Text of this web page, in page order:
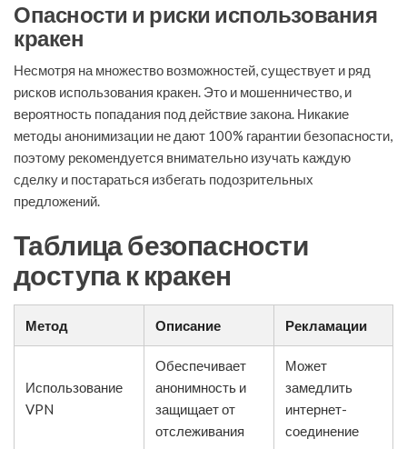
Опасности и риски использования
кракен
Несмотря на множество возможностей, существует и ряд
рисков использования кракен. Это и мошенничество, и
вероятность попадания под действие закона. Никакие
методы анонимизации не дают 100% гарантии безопасности,
поэтому рекомендуется внимательно изучать каждую
сделку и постараться избегать подозрительных
предложений.
Таблица безопасности
доступа к кракен
Метод Описание Рекламации
Использование
VPN
Обеспечивает
анонимность и
защищает от
отслеживания
Может
замедлить
интернет-
соединение